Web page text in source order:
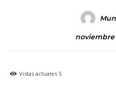
noviembre
Vistas actuales 5